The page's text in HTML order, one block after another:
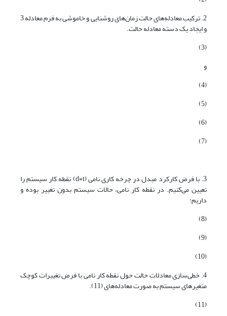
2. ترکیب معادله‌های حالت زمان‌های روشنایی و خاموشی به فرم معادله 3
و ایجاد یک دسته معادله حالت.
(3)
و
(4)
(5)
(6)
(7)
3. با فرض کارکرد مبدل در چرخه کاری نامی (d=t) نقطه کار سیستم را
تعیین می‌کنیم. در نقطه کار نامی، حالات سیستم بدون تغییر بوده و
داریم:
(8)
(9)
(10)
4. خطی‌سازی معادلات حالت حول نقطه کار نامی با فرض تغییرات کوچک
متغیرهای سیستم به صورت معادله‌های (11).
(11)